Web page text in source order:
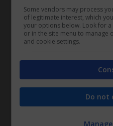
dimissioni.
È consigliabile che i
considerare la possibilità
Questo approccio
comunicare le
documentazioni
Inoltre, se emergono
Some vendors may process
of legitimate interest, which
your options below. Look for
or in the site menu to manage
and cookie settings.
Do not